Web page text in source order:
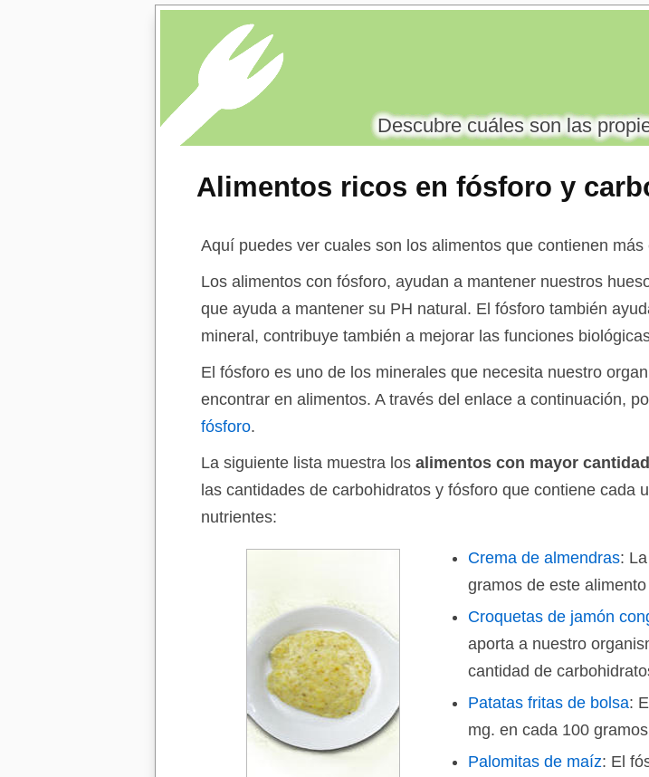
Alimentos ricos en fósforo y
Descubre cuáles son las
Aquí puedes ver cuales son los alimentos que contienen más
Los alimentos con fósforo, ayudan a mantener nuestros
que ayuda a mantener su PH natural. El fósforo también
mineral, contribuye también a mejorar las funciones
El fósforo es uno de los minerales que necesita nuestro
encontrar en alimentos. A través del enlace a continuación,
fósforo.
La siguiente lista muestra los alimentos con mayor
las cantidades de carbohidratos y fósforo que contiene cada
nutrientes:
Crema de almendras:
gramos de este
Croquetas de jamón
aporta a nuestro
cantidad de
Patatas fritas de bolsa:
mg. en cada 100
Palomitas de maíz: El